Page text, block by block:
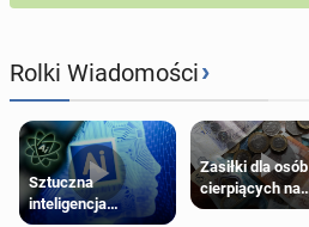
Rolki Wiadomości›
Sztuczna
inteligencja
Zasiłki dla osób
cierpiących na
schorzenia